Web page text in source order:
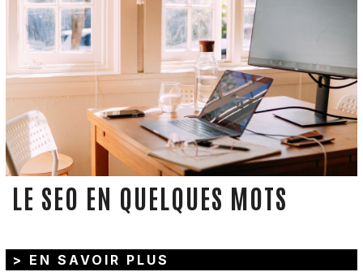
LE SEO EN QUELQUES MOTS
> EN SAVOIR PLUS